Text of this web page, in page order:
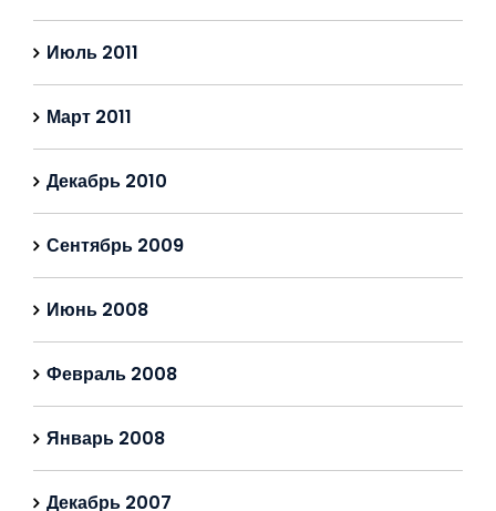
Июль 2011
Март 2011
Декабрь 2010
Сентябрь 2009
Июнь 2008
Февраль 2008
Январь 2008
Декабрь 2007